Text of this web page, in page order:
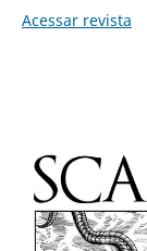
Acessar revista